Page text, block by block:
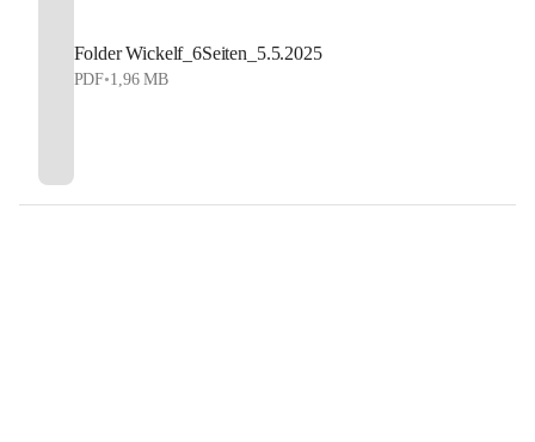
Folder Wickelf_6Seiten_5.5.2025
PDF•1,96 MB